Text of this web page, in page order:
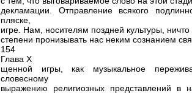
декламации. Отправление всякого
пляске,
игре. Нам, носителям поздней культуры,
степени пронизывать нас неким сознанием
154
Глава Х
щенной игры, как музыкальное
словесному
выражению религиозных представлений в